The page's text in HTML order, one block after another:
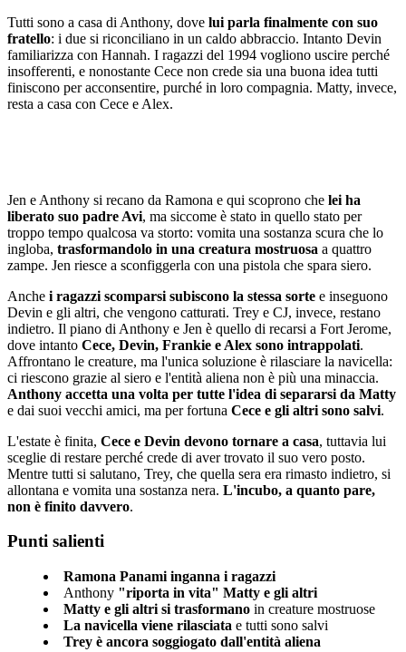
Tutti sono a casa di Anthony, dove lui parla finalmente con suo
fratello: i due si riconciliano in un caldo abbraccio. Intanto Devin
familiarizza con Hannah. I ragazzi del 1994 vogliono uscire perché
insofferenti, e nonostante Cece non crede sia una buona idea tutti
finiscono per acconsentire, purché in loro compagnia. Matty, invece,
resta a casa con Cece e Alex.
Jen e Anthony si recano da Ramona e qui scoprono che lei ha
liberato suo padre Avi, ma siccome è stato in quello stato per
troppo tempo qualcosa va storto: vomita una sostanza scura che lo
ingloba, trasformandolo in una creatura mostruosa a quattro
zampe. Jen riesce a sconfiggerla con una pistola che spara siero.
Anche i ragazzi scomparsi subiscono la stessa sorte e inseguono
Devin e gli altri, che vengono catturati. Trey e CJ, invece, restano
indietro. Il piano di Anthony e Jen è quello di recarsi a Fort Jerome,
dove intanto Cece, Devin, Frankie e Alex sono intrappolati.
Affrontano le creature, ma l'unica soluzione è rilasciare la navicella:
ci riescono grazie al siero e l'entità aliena non è più una minaccia.
Anthony accetta una volta per tutte l'idea di separarsi da Matty
e dai suoi vecchi amici, ma per fortuna Cece e gli altri sono salvi.
L'estate è finita, Cece e Devin devono tornare a casa, tuttavia lui
sceglie di restare perché crede di aver trovato il suo vero posto.
Mentre tutti si salutano, Trey, che quella sera era rimasto indietro, si
allontana e vomita una sostanza nera. L'incubo, a quanto pare,
non è finito davvero.
Punti salienti
Ramona Panami inganna i ragazzi
Anthony "riporta in vita" Matty e gli altri
Matty e gli altri si trasformano in creature mostruose
La navicella viene rilasciata e tutti sono salvi
Trey è ancora soggiogato dall'entità aliena